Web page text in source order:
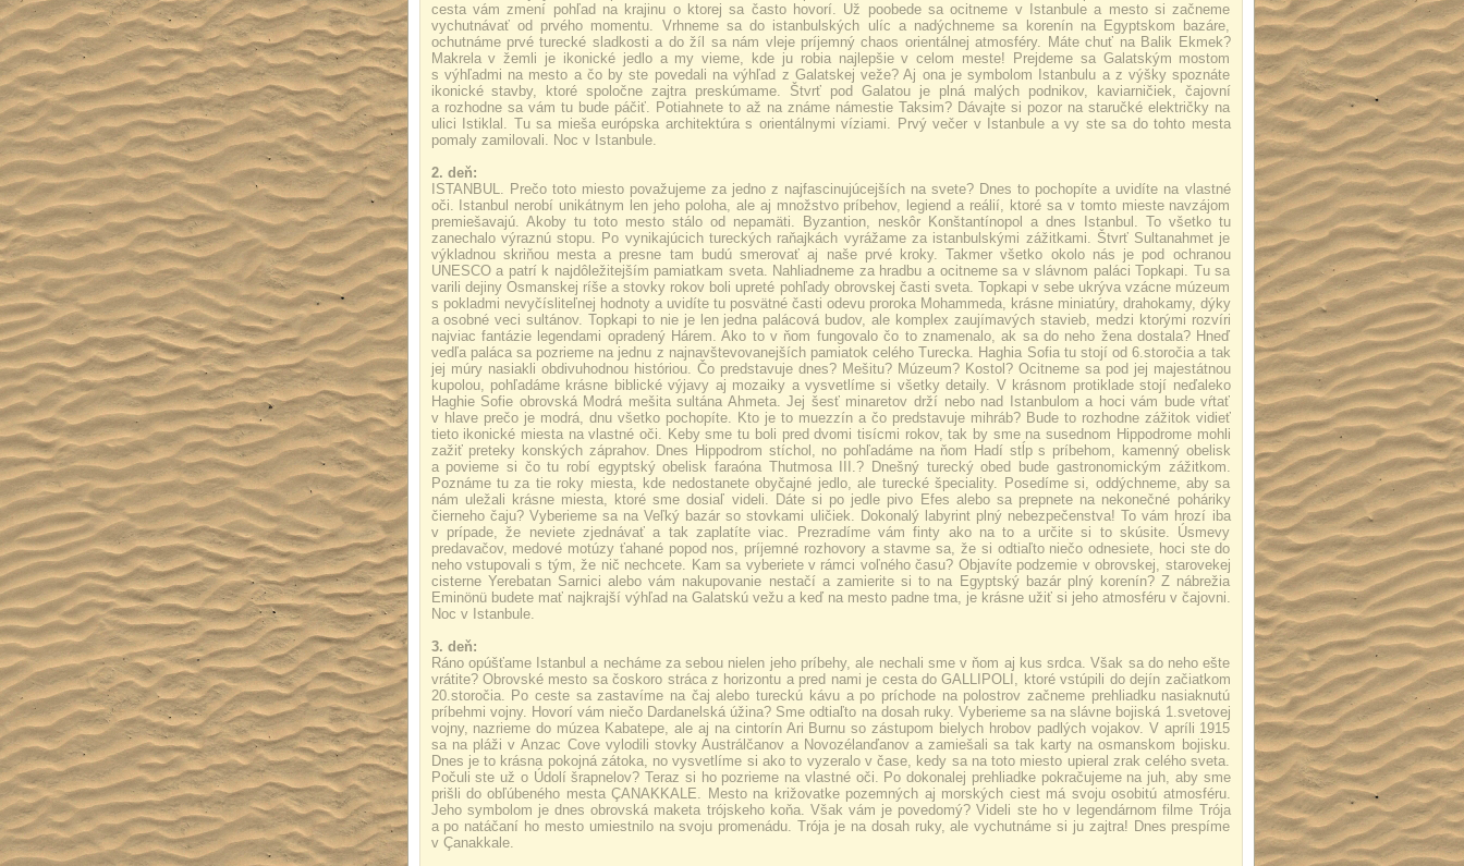
cesta vám zmení pohľad na krajinu o ktorej sa často hovorí. Už poobede sa ocitneme v Istanbule a mesto si začneme
vychutnávať od prvého momentu. Vrhneme sa do istanbulských ulíc a nadýchneme sa korenín na Egyptskom bazáre,
ochutnáme prvé turecké sladkosti a do žíl sa nám vleje príjemný chaos orientálnej atmosféry. Máte chuť na Balik Ekmek?
Makrela v žemli je ikonické jedlo a my vieme, kde ju robia najlepšie v celom meste! Prejdeme sa Galatským mostom
s výhľadmi na mesto a čo by ste povedali na výhľad z Galatskej veže? Aj ona je symbolom Istanbulu a z výšky spoznáte
ikonické stavby, ktoré spoločne zajtra preskúmame. Štvrť pod Galatou je plná malých podnikov, kaviarničiek, čajovní
a rozhodne sa vám tu bude páčiť. Potiahnete to až na známe námestie Taksim? Dávajte si pozor na staručké električky na
ulici Istiklal. Tu sa mieša európska architektúra s orientálnymi víziami. Prvý večer v Istanbule a vy ste sa do tohto mesta
pomaly zamilovali. Noc v Istanbule.
2. deň:
ISTANBUL. Prečo toto miesto považujeme za jedno z najfascinujúcejších na svete? Dnes to pochopíte a uvidíte na vlastné
oči. Istanbul nerobí unikátnym len jeho poloha, ale aj množstvo príbehov, legiend a reálií, ktoré sa v tomto mieste navzájom
premiešavajú. Akoby tu toto mesto stálo od nepamäti. Byzantion, neskôr Konštantínopol a dnes Istanbul. To všetko tu
zanechalo výraznú stopu. Po vynikajúcich tureckých raňajkách vyrážame za istanbulskými zážitkami. Štvrť Sultanahmet je
výkladnou skriňou mesta a presne tam budú smerovať aj naše prvé kroky. Takmer všetko okolo nás je pod ochranou
UNESCO a patrí k najdôležitejším pamiatkam sveta. Nahliadneme za hradbu a ocitneme sa v slávnom paláci Topkapi. Tu sa
varili dejiny Osmanskej ríše a stovky rokov boli upreté pohľady obrovskej časti sveta. Topkapi v sebe ukrýva vzácne múzeum
s pokladmi nevyčísliteľnej hodnoty a uvidíte tu posvätné časti odevu proroka Mohammeda, krásne miniatúry, drahokamy, dýky
a osobné veci sultánov. Topkapi to nie je len jedna palácová budov, ale komplex zaujímavých stavieb, medzi ktorými rozvíri
najviac fantázie legendami opradený Hárem. Ako to v ňom fungovalo čo to znamenalo, ak sa do neho žena dostala? Hneď
vedľa paláca sa pozrieme na jednu z najnavštevovanejších pamiatok celého Turecka. Haghia Sofia tu stojí od 6.storočia a tak
jej múry nasiakli obdivuhodnou históriou. Čo predstavuje dnes? Mešitu? Múzeum? Kostol? Ocitneme sa pod jej majestátnou
kupolou, pohľadáme krásne biblické výjavy aj mozaiky a vysvetlíme si všetky detaily. V krásnom protiklade stojí neďaleko
Haghie Sofie obrovská Modrá mešita sultána Ahmeta. Jej šesť minaretov drží nebo nad Istanbulom a hoci vám bude vŕtať
v hlave prečo je modrá, dnu všetko pochopíte. Kto je to muezzín a čo predstavuje mihráb? Bude to rozhodne zážitok vidieť
tieto ikonické miesta na vlastné oči. Keby sme tu boli pred dvomi tisícmi rokov, tak by sme na susednom Hippodrome mohli
zažiť preteky konských záprahov. Dnes Hippodrom stíchol, no pohľadáme na ňom Hadí stĺp s príbehom, kamenný obelisk
a povieme si čo tu robí egyptský obelisk faraóna Thutmosa III.? Dnešný turecký obed bude gastronomickým zážitkom.
Poznáme tu za tie roky miesta, kde nedostanete obyčajné jedlo, ale turecké špeciality. Posedíme si, oddýchneme, aby sa
nám uležali krásne miesta, ktoré sme dosiaľ videli. Dáte si po jedle pivo Efes alebo sa prepnete na nekonečné poháriky
čierneho čaju? Vyberieme sa na Veľký bazár so stovkami uličiek. Dokonalý labyrint plný nebezpečenstva! To vám hrozí iba
v prípade, že neviete zjednávať a tak zaplatíte viac. Prezradíme vám finty ako na to a určite si to skúsite. Úsmevy
predavačov, medové motúzy ťahané popod nos, príjemné rozhovory a stavme sa, že si odtiaľto niečo odnesiete, hoci ste do
neho vstupovali s tým, že nič nechcete. Kam sa vyberiete v rámci voľného času? Objavíte podzemie v obrovskej, starovekej
cisterne Yerebatan Sarnici alebo vám nakupovanie nestačí a zamierite si to na Egyptský bazár plný korenín? Z nábrežia
Eminönü budete mať najkrajší výhľad na Galatskú vežu a keď na mesto padne tma, je krásne užiť si jeho atmosféru v čajovni.
Noc v Istanbule.
3. deň:
Ráno opúšťame Istanbul a necháme za sebou nielen jeho príbehy, ale nechali sme v ňom aj kus srdca. Však sa do neho ešte
vrátite? Obrovské mesto sa čoskoro stráca z horizontu a pred nami je cesta do GALLIPOLI, ktoré vstúpili do dejín začiatkom
20.storočia. Po ceste sa zastavíme na čaj alebo tureckú kávu a po príchode na polostrov začneme prehliadku nasiaknutú
príbehmi vojny. Hovorí vám niečo Dardanelská úžina? Sme odtiaľto na dosah ruky. Vyberieme sa na slávne bojiská 1.svetovej
vojny, nazrieme do múzea Kabatepe, ale aj na cintorín Ari Burnu so zástupom bielych hrobov padlých vojakov. V apríli 1915
sa na pláži v Anzac Cove vylodili stovky Austrálčanov a Novozélanďanov a zamiešali sa tak karty na osmanskom bojisku.
Dnes je to krásna pokojná zátoka, no vysvetlíme si ako to vyzeralo v čase, kedy sa na toto miesto upieral zrak celého sveta.
Počuli ste už o Údolí šrapnelov? Teraz si ho pozrieme na vlastné oči. Po dokonalej prehliadke pokračujeme na juh, aby sme
prišli do obľúbeného mesta ÇANAKKALE. Mesto na križovatke pozemných aj morských ciest má svoju osobitú atmosféru.
Jeho symbolom je dnes obrovská maketa trójskeho koňa. Však vám je povedomý? Videli ste ho v legendárnom filme Trója
a po natáčaní ho mesto umiestnilo na svoju promenádu. Trója je na dosah ruky, ale vychutnáme si ju zajtra! Dnes prespíme
v Çanakkale.